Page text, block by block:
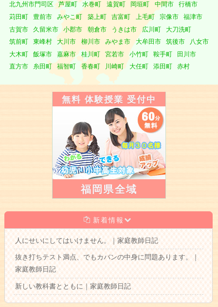
北九州市門司区
芦屋町 水巻町 遠賀町 岡垣町 中間市
行橋市
苅田町
豊前市 みやこ町 築上町 吉富町 上毛町 宗像市
福津市
古賀市
久留米市 小郡市 朝倉市 うきは市 広川町
大刀洗町
筑前町
東峰村 大川市 柳川市 みやま市 大牟田市 筑後市
八女市
大木町
飯塚市 嘉麻市 桂川町 宮若市 小竹町 鞍手町
田川市
直方市
糸田町 福智町 香春町 川崎町 大任町 添田町 赤村
無料 体験授業 受付中
福岡県全域
新着情報
人にせいにしてはいけません。｜家庭教師日記
抜き打ちテスト満点、でもカバンの中身に問題あります。｜
家庭教師日記
新しい教科書とともに｜家庭教師日記